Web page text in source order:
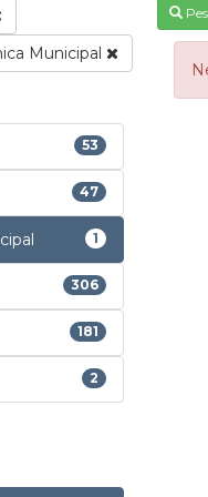
Municipal
53
47
1
306
181
2